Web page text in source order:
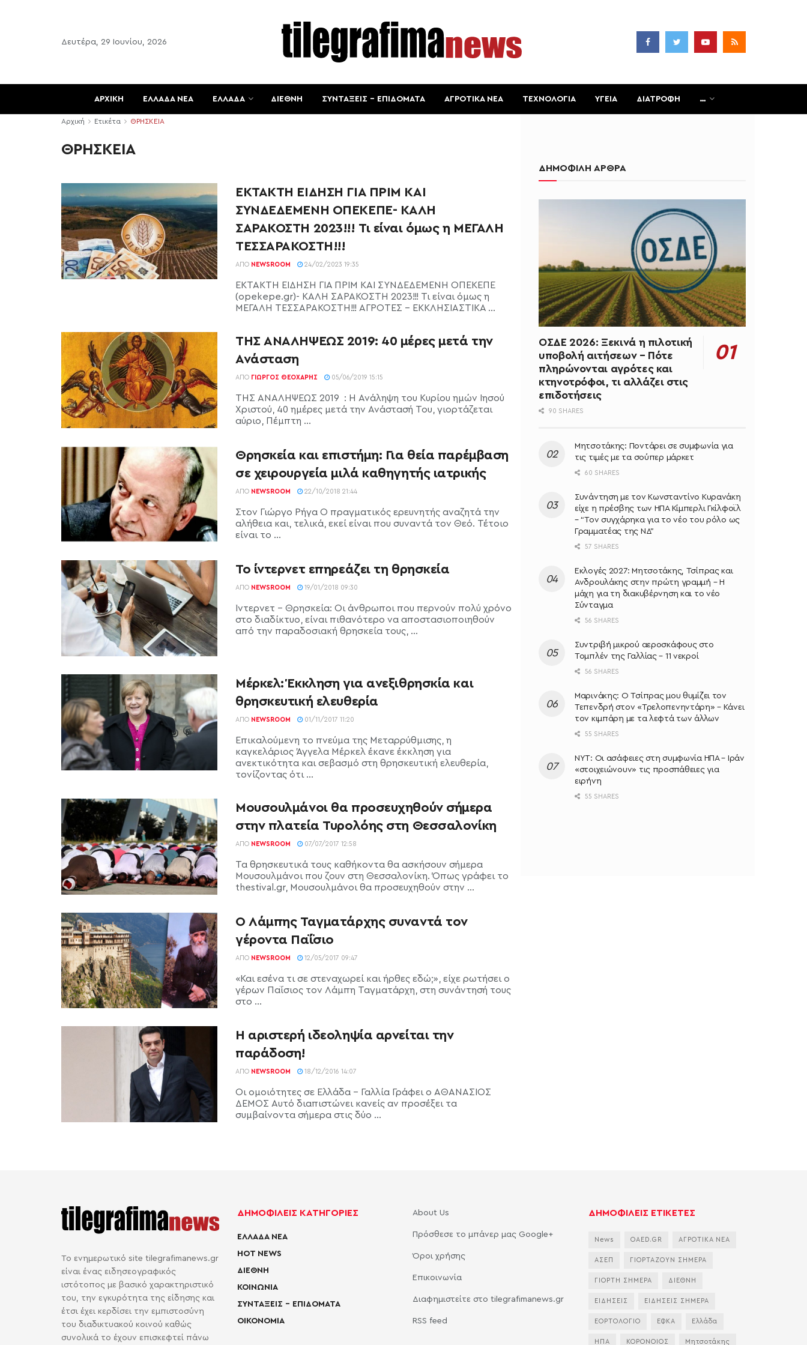
Δευτέρα, 29 Ιουνίου, 2026
ΑΡΧΙΚΗ ΕΛΛΑΔΑ ΝΕΑ ΕΛΛΑΔΑ ΔΙΕΘΝΗ ΣΥΝΤΑΞΕΙΣ – ΕΠΙΔΟΜΑΤΑ ΑΓΡΟΤΙΚΑ ΝΕΑ ΤΕΧΝΟΛΟΓΙΑ ΥΓΕΙΑ ΔΙΑΤΡΟΦΗ …
Αρχική Ετικέτα ΘΡΗΣΚΕΙΑ
ΘΡΗΣΚΕΙΑ
ΕΚΤΑΚΤΗ ΕΙΔΗΣΗ ΓΙΑ ΠΡΙΜ ΚΑΙ
ΣΥΝΔΕΔΕΜΕΝΗ ΟΠΕΚΕΠΕ- ΚΑΛΗ
ΣΑΡΑΚΟΣΤΗ 2023!!! Τι είναι όμως η ΜΕΓΑΛΗ
ΤΕΣΣΑΡΑΚΟΣΤΗ!!!
ΑΠΌ NEWSROOM 24/02/2023 19:35
ΕΚΤΑΚΤΗ ΕΙΔΗΣΗ ΓΙΑ ΠΡΙΜ ΚΑΙ ΣΥΝΔΕΔΕΜΕΝΗ ΟΠΕΚΕΠΕ
(opekepe.gr)- ΚΑΛΗ ΣΑΡΑΚΟΣΤΗ 2023!!! Τι είναι όμως η
ΜΕΓΑΛΗ ΤΕΣΣΑΡΑΚΟΣΤΗ!!! ΑΓΡΟΤΕΣ - ΕΚΚΛΗΣΙΑΣΤΙΚΑ ...
ΤΗΣ ΑΝΑΛΗΨΕΩΣ 2019: 40 μέρες μετά την
Ανάσταση
ΑΠΌ ΓΙΏΡΓΟΣ ΘΕΟΧΆΡΗΣ 05/06/2019 15:15
ΤΗΣ ΑΝΑΛΗΨΕΩΣ 2019 : Η Ανάληψη του Κυρίου ημών Ιησού
Χριστού, 40 ημέρες μετά την Ανάστασή Του, γιορτάζεται
αύριο, Πέμπτη ...
Θρησκεία και επιστήμη: Για θεία παρέμβαση
σε χειρουργεία μιλά καθηγητής ιατρικής
ΑΠΌ NEWSROOM 22/10/2018 21:44
Στον Γιώργο Ρήγα Ο πραγματικός ερευνητής αναζητά την
αλήθεια και, τελικά, εκεί είναι που συναντά τον Θεό. Τέτοιο
είναι το ...
Το ίντερνετ επηρεάζει τη θρησκεία
ΑΠΌ NEWSROOM 19/01/2018 09:30
Ίντερνετ - Θρησκεία: Οι άνθρωποι που περνούν πολύ χρόνο
στο διαδίκτυο, είναι πιθανότερο να αποστασιοποιηθούν
από την παραδοσιακή θρησκεία τους, ...
Μέρκελ: Έκκληση για ανεξιθρησκία και
θρησκευτική ελευθερία
ΑΠΌ NEWSROOM 01/11/2017 11:20
Επικαλούμενη το πνεύμα της Μεταρρύθμισης, η
καγκελάριος Άγγελα Μέρκελ έκανε έκκληση για
ανεκτικότητα και σεβασμό στη θρησκευτική ελευθερία,
τονίζοντας ότι ...
Μουσουλμάνοι θα προσευχηθούν σήμερα
στην πλατεία Τυρολόης στη Θεσσαλονίκη
ΑΠΌ NEWSROOM 07/07/2017 12:58
Τα θρησκευτικά τους καθήκοντα θα ασκήσουν σήμερα
Μουσουλμάνοι που ζουν στη Θεσσαλονίκη. Όπως γράφει το
thestival.gr, Μουσουλμάνοι θα προσευχηθούν στην ...
Ο Λάμπης Ταγματάρχης συναντά τον
γέροντα Παΐσιο
ΑΠΌ NEWSROOM 12/05/2017 09:47
«Και εσένα τι σε στεναχωρεί και ήρθες εδώ;», είχε ρωτήσει ο
γέρων Παΐσιος τον Λάμπη Ταγματάρχη, στη συνάντησή τους
στο ...
H αριστερή ιδεοληψία αρνείται την
παράδοση!
ΑΠΌ NEWSROOM 18/12/2016 14:07
Οι ομοιότητες σε Ελλάδα - Γαλλία Γράφει ο ΑΘΑΝΑΣΙΟΣ
ΔΕΜΟΣ Αυτό διαπιστώνει κανείς αν προσέξει τα
συμβαίνοντα σήμερα στις δύο ...
ΔΗΜΟΦΙΛΗ ΑΡΘΡΑ
ΟΣΔΕ 2026: Ξεκινά η πιλοτική
υποβολή αιτήσεων – Πότε
πληρώνονται αγρότες και
κτηνοτρόφοι, τι αλλάζει στις
επιδοτήσεις
90 SHARES
Μητσοτάκης: Ποντάρει σε συμφωνία για
τις τιμές με τα σούπερ μάρκετ
60 SHARES
Συνάντηση με τον Κωνσταντίνο Κυρανάκη
είχε η πρέσβης των ΗΠΑ Κίμπερλι Γκίλφοϊλ
– “Τον συγχάρηκα για το νέο του ρόλο ως
Γραμματέας της ΝΔ”
57 SHARES
Εκλογές 2027: Μητσοτάκης, Τσίπρας και
Ανδρουλάκης στην πρώτη γραμμή – Η
μάχη για τη διακυβέρνηση και το νέο
Σύνταγμα
56 SHARES
Συντριβή μικρού αεροσκάφους στο
Τομπλέν της Γαλλίας – 11 νεκροί
56 SHARES
Μαρινάκης: Ο Τσίπρας μου θυμίζει τον
Τεπενδρή στον «Τρελοπενηντάρη» – Κάνει
τον κιμπάρη με τα λεφτά των άλλων
55 SHARES
NYT: Οι ασάφειες στη συμφωνία ΗΠΑ – Ιράν
«στοιχειώνουν» τις προσπάθειες για
ειρήνη
55 SHARES
Το ενημερωτικό site tilegrafimanews.gr
είναι ένας ειδησεογραφικός
ιστότοπος με βασικό χαρακτηριστικό
του, την εγκυρότητα της είδησης και
έτσι έχει κερδίσει την εμπιστοσύνη
του διαδικτυακού κοινού καθώς
συνολικά το έχουν επισκεφτεί πάνω
ΔΗΜΟΦΙΛΕΙΣ ΚΑΤΗΓΟΡΙΕΣ
ΕΛΛΑΔΑ ΝΕΑ
HOT NEWS
ΔΙΕΘΝΗ
ΚΟΙΝΩΝΙΑ
ΣΥΝΤΑΞΕΙΣ – ΕΠΙΔΟΜΑΤΑ
ΟΙΚΟΝΟΜΙΑ
About Us
Πρόσθεσε το μπάνερ μας Google+
Όροι χρήσης
Επικοινωνία
Διαφημιστείτε στο tilegrafimanews.gr
RSS feed
ΔΗΜΟΦΙΛΕΙΣ ΕΤΙΚΕΤΕΣ
News OAED.GR ΑΓΡΟΤΙΚΑ ΝΕΑ
ΑΣΕΠ ΓΙΟΡΤΑΖΟΥΝ ΣΗΜΕΡΑ
ΓΙΟΡΤΗ ΣΗΜΕΡΑ ΔΙΕΘΝΗ
ΕΙΔΗΣΕΙΣ ΕΙΔΗΣΕΙΣ ΣΗΜΕΡΑ
ΕΟΡΤΟΛΟΓΙΟ ΕΦΚΑ Ελλάδα
ΗΠΑ ΚΟΡΟΝΟΙΟΣ Μητσοτάκης